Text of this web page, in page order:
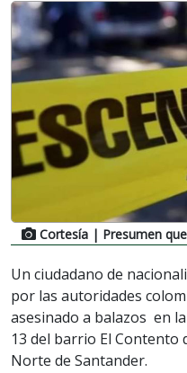
Cortesía | Presumen
Un ciudadano de
por las autoridades
asesinado a balazos en
13 del barrio El Contento
Norte de Santander.